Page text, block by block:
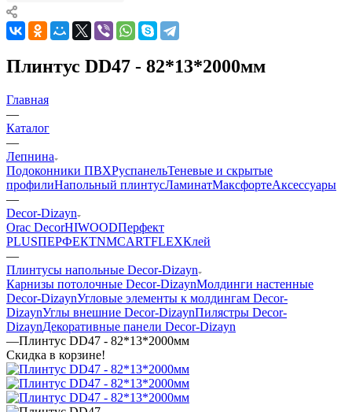
Плинтус DD47 - 82*13*2000мм
Главная
—
Каталог
—
Лепнина
Подоконники ПВХРуспанельТеневые и скрытые
профилиНапольный плинтусЛаминатМаксфортеАксессуары
—
Decor-Dizayn
Orac DecorHIWOODПерфект
PLUSПЕРФЕКТNMCARTFLEXКлей
—
Плинтусы напольные Decor-Dizayn
Карнизы потолочные Decor-DizaynМолдинги настенные
Decor-DizaynУгловые элементы к молдингам Decor-
DizaynУглы внешние Decor-DizaynПилястры Decor-
DizaynДекоративные панели Decor-Dizayn
—Плинтус DD47 - 82*13*2000мм
Скидка в корзине!